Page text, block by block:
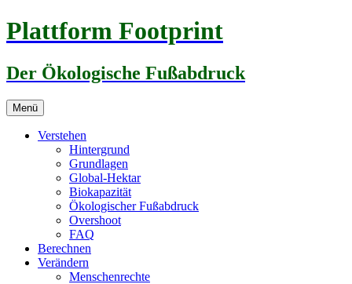
Zum
Inhalt
Plattform Footprint
Der Ökologische Fußabdruck
Menü
Verstehen
Hintergrund
Grundlagen
Global-Hektar
Biokapazität
Ökologischer Fußabdruck
Overshoot
FAQ
Berechnen
Verändern
Menschenrechte